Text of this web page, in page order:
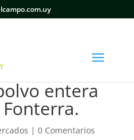
entera
| 0 Comentarios